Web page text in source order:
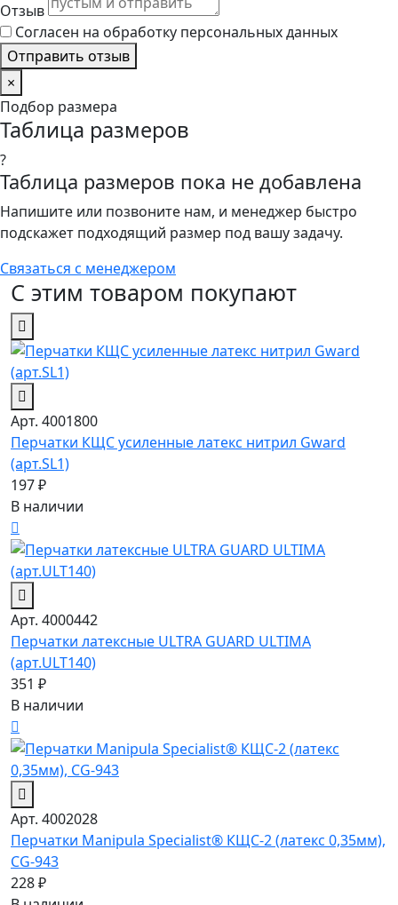
Отзыв
Согласен на обработку персональных данных
Отправить отзыв
×
Подбор размера
Таблица размеров
?
Таблица размеров пока не добавлена
Напишите или позвоните нам, и менеджер быстро
подскажет подходящий размер под вашу задачу.
Связаться с менеджером
С этим товаром покупают
Арт. 4001800
Перчатки КЩС усиленные латекс нитрил Gward
(арт.SL1)
197 ₽
В наличии
Арт. 4000442
Перчатки латексные ULTRA GUARD ULTIMA
(арт.ULT140)
351 ₽
В наличии
Арт. 4002028
Перчатки Manipula Specialist® КЩС-2 (латекс 0,35мм),
CG-943
228 ₽